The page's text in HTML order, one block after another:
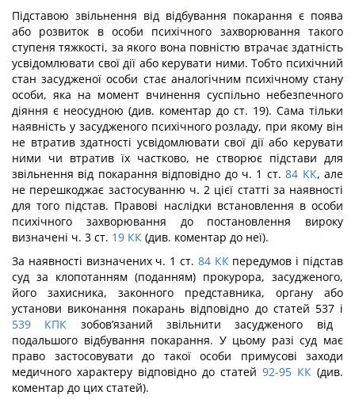
Підставою звільнення від відбування покарання є поява
або розвиток в особи психічного захворювання такого
ступеня тяжкості, за якого вона повністю втрачає здатність
усвідомлювати свої дії або керувати ними. Тобто психічний
стан засудженої особи стає аналогічним психічному стану
особи, яка на момент вчинення суспільно небезпечного
діяння є неосудною (див. коментар до ст. 19). Сама тільки
наявність у засудженого психічного розладу, при якому він
не втратив здатності усвідомлювати свої дії або керувати
ними чи втратив їх частково, не створює підстави для
звільнення від покарання відповідно до ч. 1 ст. 84 КК, але
не перешкоджає застосуванню ч. 2 цієї статті за наявності
для того підстав. Правові наслідки встановлення в особи
психіч­ного захворювання до постановлення вироку
визначені ч. 3 ст. 19 КК (див. коментар до неї).
За наявності визначених ч. 1 ст. 84 ККпередумов і підстав
суд за клопотанням (поданням) прокурора, засудженого,
його захисника, законного представника, органу або
установи виконання покарань відповідно до статей 537 і
539 КПК зобов’язаний звільнити засудженого від
подальшого відбування покарання. У цьому разі суд має
право застосовувати до такої особи примусові заходи
медичного характеру відповід­но до статей 92-95 КК (див.
коментар до цих статей).